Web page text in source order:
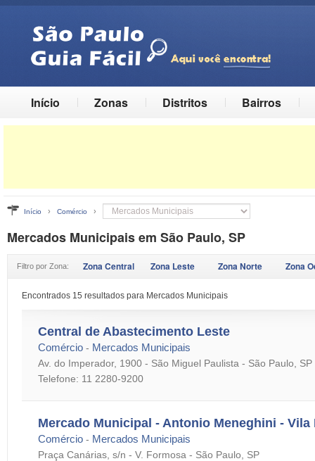
Início Zonas Distritos Bairros
Início › Comércio ›
Mercados Municipais em São Paulo, SP
Filtro por Zona: Zona Central Zona Leste Zona Norte Zona
Encontrados 15 resultados para Mercados Municipais
Central de Abastecimento Leste
Comércio - Mercados Municipais
Av. do Imperador, 1900 - São Miguel Paulista - São Paulo, SP
Telefone: 11 2280-9200
Mercado Municipal - Antonio Meneghini - Vila
Comércio - Mercados Municipais
Praça Canárias, s/n - V. Formosa - São Paulo, SP